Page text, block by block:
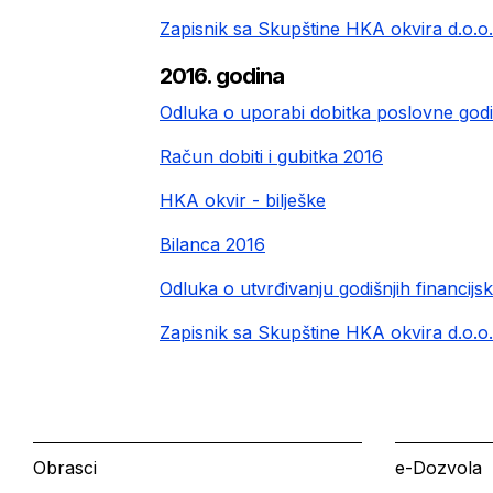
Zapisnik sa Skupštine HKA okvira d.o.o.
2016. godina
Odluka o uporabi dobitka poslovne
Račun dobiti i gubitka 2016
HKA okvir - bilješke
Bilanca 2016
Odluka o utvrđivanju godišnjih
Zapisnik sa Skupštine HKA okvira d.o.o.
Obrasci e-Dozvola